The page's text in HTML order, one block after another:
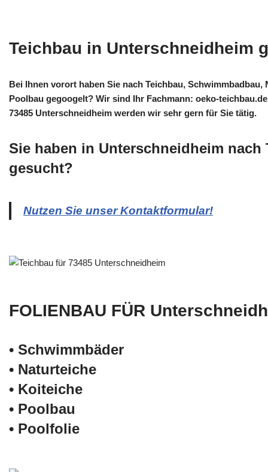
Teichbau in Unterschneidheim
Bei Ihnen vorort haben Sie nach Teichbau,
Poolbau gegoogelt? Wir sind Ihr Fachmann: oeko-
73485 Unterschneidheim werden wir sehr gern für Sie tätig.
Sie haben in Unterschneidheim
gesucht?
Nutzen Sie unser Kontaktformular!
FOLIENBAU FÜR
• Schwimm­bäder
• Naturteiche
• Koiteiche
• Poolbau
• Poolfolie